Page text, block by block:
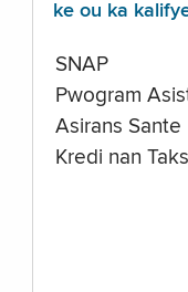
ke ou ka
SNAP
Pwogram
Asirans Sante
Kredi nan Taks